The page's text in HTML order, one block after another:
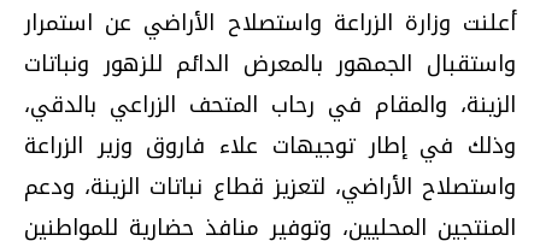
أعلنت وزارة الزراعة واستصلاح الأراضي عن استمرار
واستقبال الجمهور بالمعرض الدائم للزهور ونباتات
الزينة، والمقام في رحاب المتحف الزراعي بالدقي،
وذلك في إطار توجيهات علاء فاروق وزير الزراعة
واستصلاح الأراضي، لتعزيز قطاع نباتات الزينة، ودعم
المنتجين المحليين، وتوفير منافذ حضارية للمواطنين